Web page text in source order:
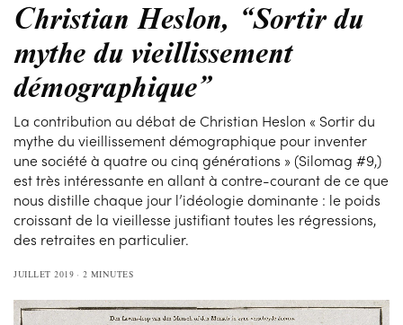
Christian Heslon, “Sortir du
mythe du vieillissement
démographique”
La contribution au débat de Christian Heslon « Sortir du
mythe du vieillissement démographique pour inventer
une société à quatre ou cinq générations » (Silomag #9,)
est très intéressante en allant à contre-courant de ce que
nous distille chaque jour l’idéologie dominante : le poids
croissant de la vieillesse justifiant toutes les régressions,
des retraites en particulier.
JUILLET 2019 2 MINUTES